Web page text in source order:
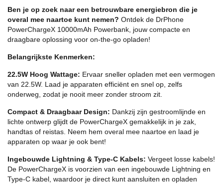
Ben je op zoek naar een betrouwbare energiebron die je
overal mee naartoe kunt nemen? Ontdek de DrPhone
PowerChargeX 10000mAh Powerbank, jouw compacte en
draagbare oplossing voor on-the-go opladen!
Belangrijkste Kenmerken:
22.5W Hoog Wattage: Ervaar sneller opladen met een vermogen
van 22.5W. Laad je apparaten efficiënt en snel op, zelfs
onderweg, zodat je nooit meer zonder stroom zit.
Compact & Draagbaar Design: Dankzij zijn gestroomlijnde en
lichte ontwerp glijdt de PowerChargeX gemakkelijk in je zak,
handtas of reistas. Neem hem overal mee naartoe en laad je
apparaten op waar je ook bent!
Ingebouwde Lightning & Type-C Kabels: Vergeet losse kabels!
De PowerChargeX is voorzien van een ingebouwde Lightning en
Type-C kabel, waardoor je direct kunt aansluiten en opladen